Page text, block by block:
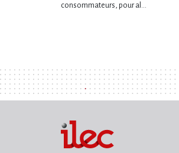
consommateurs, pour al...